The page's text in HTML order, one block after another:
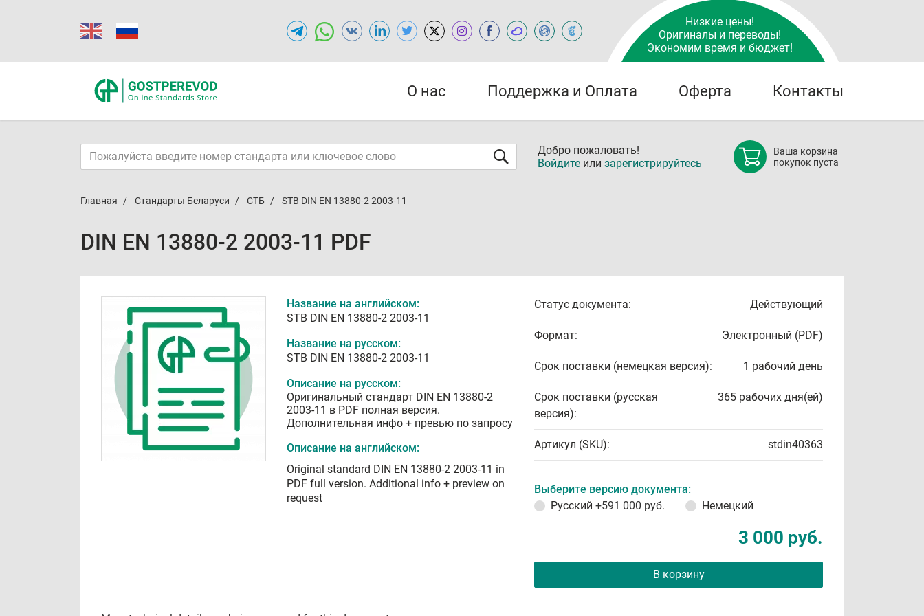
Низкие цены!
Оригиналы и переводы!
Экономим время и бюджет!
О нас Поддержка и Оплата Оферта Контакты
Добро пожаловать!
Войдите или зарегистрируйтесь
Ваша корзина
покупок пуста
Главная Стандарты Беларуси СТБ STB DIN EN 13880-2 2003-11
DIN EN 13880-2 2003-11 PDF
Название на английском:
STB DIN EN 13880-2 2003-11
Название на русском:
STB DIN EN 13880-2 2003-11
Описание на русском:
Оригинальный стандарт DIN EN 13880-2
2003-11 в PDF полная версия.
Дополнительная инфо + превью по запросу
Описание на английском:
Original standard DIN EN 13880-2 2003-11 in
PDF full version. Additional info + preview on
request
Статус документа: Действующий
Формат: Электронный (PDF)
Срок поставки (немецкая версия): 1 рабочий день
Срок поставки (русская
версия):
365 рабочих дня(ей)
Артикул (SKU): stdin40363
Выберите версию документа:
Русский +591 000 руб. Немецкий
3 000 руб.
В корзину